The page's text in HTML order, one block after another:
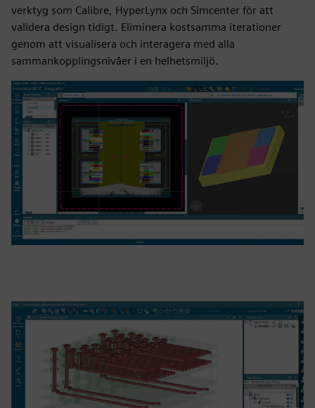
verktyg som Calibre, HyperLynx och Simcenter för att
validera design tidigt. Eliminera kostsamma iterationer
genom att visualisera och interagera med alla
sammankopplingsnivåer i en helhetsmiljö.